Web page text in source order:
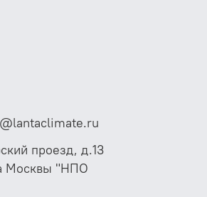
проезд, д.13
Москвы "НПО